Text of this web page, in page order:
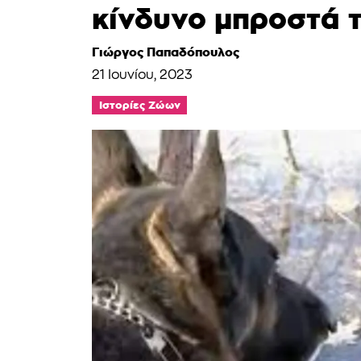
κίνδυνο μπροστά
Γιώργος Παπαδόπουλος
21 Ιουνίου, 2023
Ιστορίες Ζώων